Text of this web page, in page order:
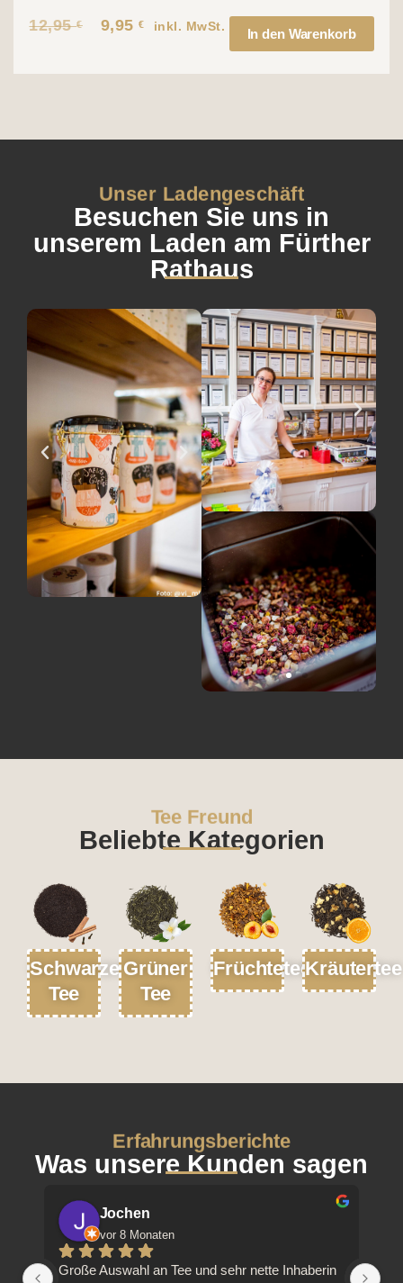
12,95€
Ursprünglicher
war:
9,95€Aktueller
ist:
inkl. MwSt.
In den Warenkorb
Unser Ladengeschäft
Besuchen Sie uns in
unserem Laden am Fürther
Rathaus
Tee Freund
Beliebte Kategorien
Schwarzer
Tee
Grüner
Tee
FrüchteteeKräutertee
Erfahrungsberichte
Was unsere Kunden sagen
T M
vor 11 Monaten
Sehr schöner Teeladen, freundliche und